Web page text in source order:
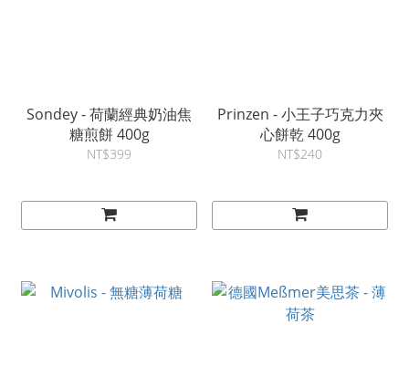
Sondey - 荷蘭經典奶油焦
糖煎餅 400g
NT$399
Prinzen - 小王子巧克力夾
心餅乾 400g
NT$240